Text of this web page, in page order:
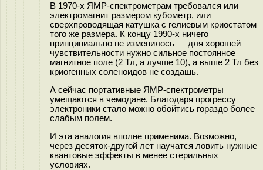
В 1970-х ЯМР-спектрометрам требовался или
электромагнит размером кубометр, или
сверхпроводящая катушка с гелиевым криостатом
того же размера. К концу 1990-х ничего
принципиально не изменилось — для хорошей
чувствительности нужно сильное постоянное
магнитное поле (2 Тл, а лучше 10), а выше 2 Тл без
криогенных соленоидов не создашь.
А сейчас портативные ЯМР-спектрометры
умещаются в чемодане. Благодаря прогрессу
электроники стало можно обойтись гораздо более
слабым полем.
И эта аналогия вполне применима. Возможно,
через десяток-другой лет научатся ловить нужные
квантовые эффекты в менее стерильных
условиях.